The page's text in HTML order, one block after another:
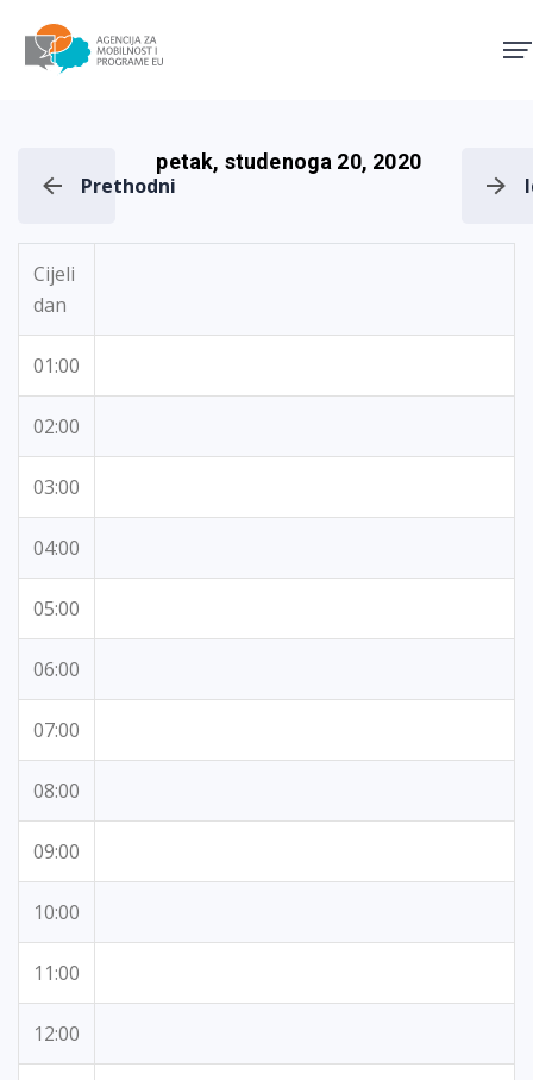
Prethodni
petak, studenoga 20, 2020
Cijeli
dan
01:00
02:00
03:00
04:00
05:00
06:00
07:00
08:00
09:00
10:00
11:00
12:00